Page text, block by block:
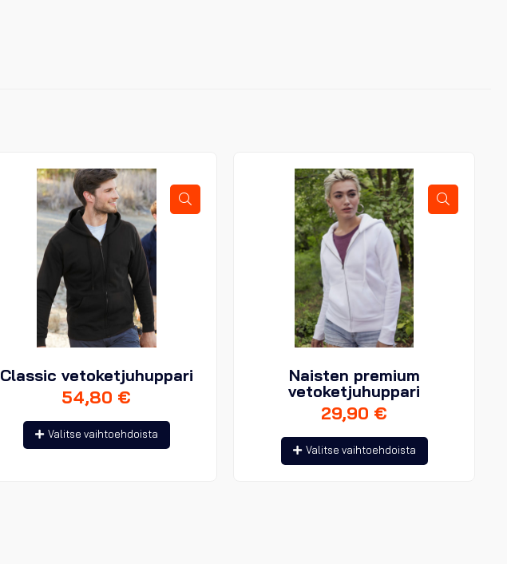
Classic vetoketjuhuppari
54,80 €
Valitse vaihtoehdoista
tuotteella
Naisten premium
vetoketjuhuppari
29,90 €
Valitse vaihtoehdoista
tuotteella